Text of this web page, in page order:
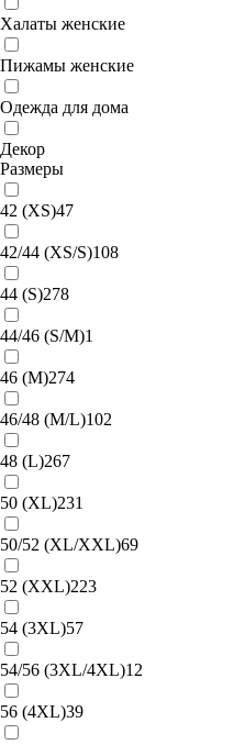
Халаты женские
Пижамы женские
Одежда для дома
Декор
Размеры
42 (XS)47
42/44 (XS/S)108
44 (S)278
44/46 (S/M)1
46 (M)274
46/48 (M/L)102
48 (L)267
50 (XL)231
50/52 (XL/XXL)69
52 (XXL)223
54 (3XL)57
54/56 (3XL/4XL)12
56 (4XL)39